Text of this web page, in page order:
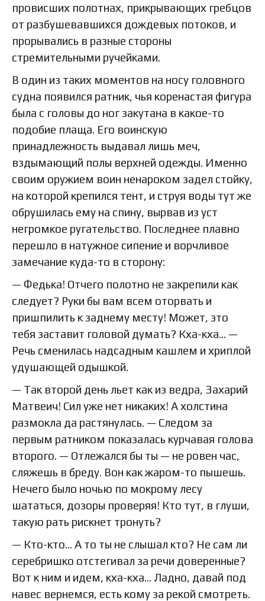
провисших полотнах, прикрывающих гребцов
от разбушевавшихся дождевых потоков, и
прорывались в разные стороны
стремительными ручейками.
В один из таких моментов на носу головного
судна появился ратник, чья коренастая фигура
была с головы до ног закутана в какое-то
подобие плаща. Его воинскую
принадлежность выдавал лишь меч,
вздымающий полы верхней одежды. Именно
своим оружием воин ненароком задел стойку,
на которой крепился тент, и струя воды тут же
обрушилась ему на спину, вырвав из уст
негромкое ругательство. Последнее плавно
перешло в натужное сипение и ворчливое
замечание куда-то в сторону:
— Федька! Отчего полотно не закрепили как
следует? Руки бы вам всем оторвать и
пришпилить к заднему месту! Может, это
тебя заставит головой думать? Кха-кха… —
Речь сменилась надсадным кашлем и хриплой
удушающей одышкой.
— Так второй день льет как из ведра, Захарий
Матвеич! Сил уже нет никаких! А холстина
размокла да растянулась. — Следом за
первым ратником показалась курчавая голова
второго. — Отлежался бы ты — не ровен час,
сляжешь в бреду. Вон как жаром-то пышешь.
Нечего было ночью по мокрому лесу
шататься, дозоры проверяя! Кто тут, в глуши,
такую рать рискнет тронуть?
— Кто-кто… А то ты не слышал кто? Не сам ли
серебришко отстегивал за речи доверенные?
Вот к ним и идем, кха-кха… Ладно, давай под
навес вернемся, есть кому за рекой смотреть.